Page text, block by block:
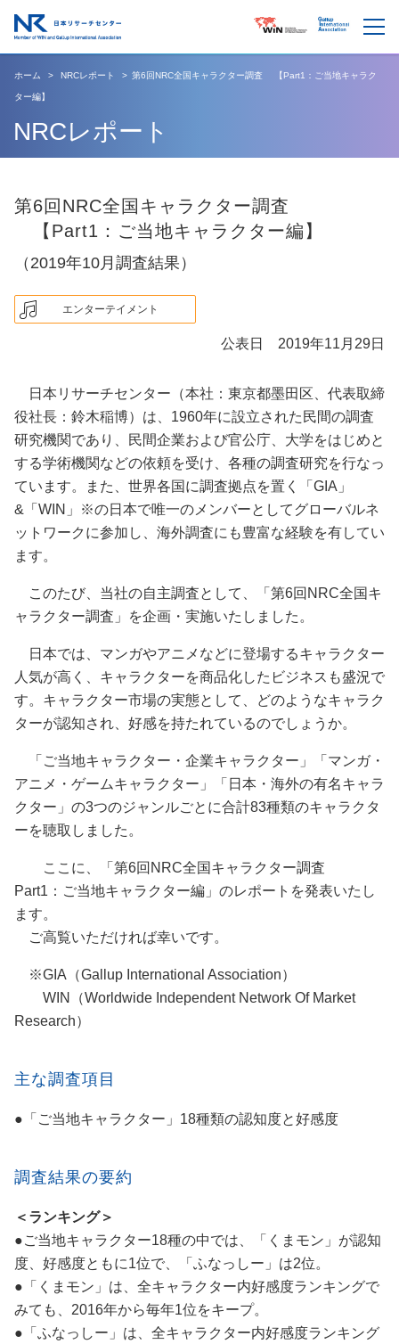
ホーム NRCレポート 第6回NRC全国キャラクター調査 【Part1：ご当地キャラク
ター編】
NRCレポート
第6回NRC全国キャラクター調査
【Part1：ご当地キャラクター編】
（2019年10月調査結果）
エンターテイメント
公表日 2019年11月29日
日本リサーチセンター（本社：東京都墨田区、代表取締
役社長：鈴木稲博）は、1960年に設立された民間の調査
研究機関であり、民間企業および官公庁、大学をはじめと
する学術機関などの依頼を受け、各種の調査研究を行なっ
ています。また、世界各国に調査拠点を置く「GIA」
&「WIN」※の日本で唯一のメンバーとしてグローバルネ
ットワークに参加し、海外調査にも豊富な経験を有してい
ます。
このたび、当社の自主調査として、「第6回NRC全国キ
ャラクター調査」を企画・実施いたしました。
日本では、マンガやアニメなどに登場するキャラクター
人気が高く、キャラクターを商品化したビジネスも盛況で
す。キャラクター市場の実態として、どのようなキャラク
ターが認知され、好感を持たれているのでしょうか。
「ご当地キャラクター・企業キャラクター」「マンガ・
アニメ・ゲームキャラクター」「日本・海外の有名キャラ
クター」の3つのジャンルごとに合計83種類のキャラクタ
ーを聴取しました。
ここに、「第6回NRC全国キャラクター調査
Part1：ご当地キャラクター編」のレポートを発表いたし
ます。
ご高覧いただければ幸いです。
※GIA（Gallup International Association）
WIN（Worldwide Independent Network Of Market
Research）
主な調査項目
●「ご当地キャラクター」18種類の認知度と好感度
調査結果の要約
＜ランキング＞
●ご当地キャラクター18種の中では、「くまモン」が認知
度、好感度ともに1位で、「ふなっしー」は2位。
●「くまモン」は、全キャラクター内好感度ランキングで
みても、2016年から毎年1位をキープ。
●「ふなっしー」は、全キャラクター内好感度ランキング